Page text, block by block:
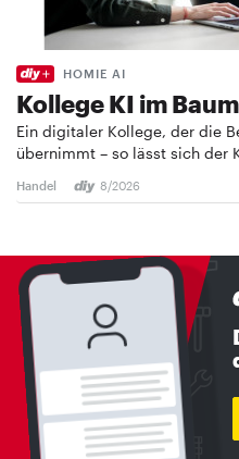
HOMIE AI
Kollege KI im
Ein digitaler Kollege, der die
übernimmt – so lässt sich der
Handel 8/2026